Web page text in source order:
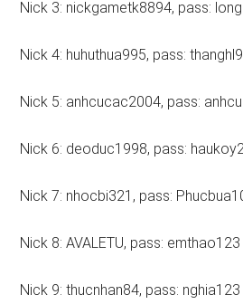
Nick 3: nickgametk8894, pass:
Nick 4: huhuthua995, pass:
Nick 5: anhcucac2004, pass:
Nick 6: deoduc1998, pass:
Nick 7: nhocbi321, pass:
Nick 8: AVALETU, pass: emthao123
Nick 9: thucnhan84, pass: nghia123